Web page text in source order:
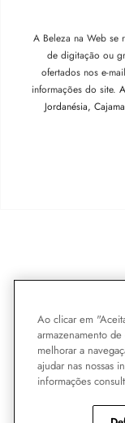
A Beleza na Web se
de digitação ou
ofertados nos e-
informações do site.
Jordanésia,
Ao clicar em
armazenamento
melhorar a
ajudar nas nossas
informações